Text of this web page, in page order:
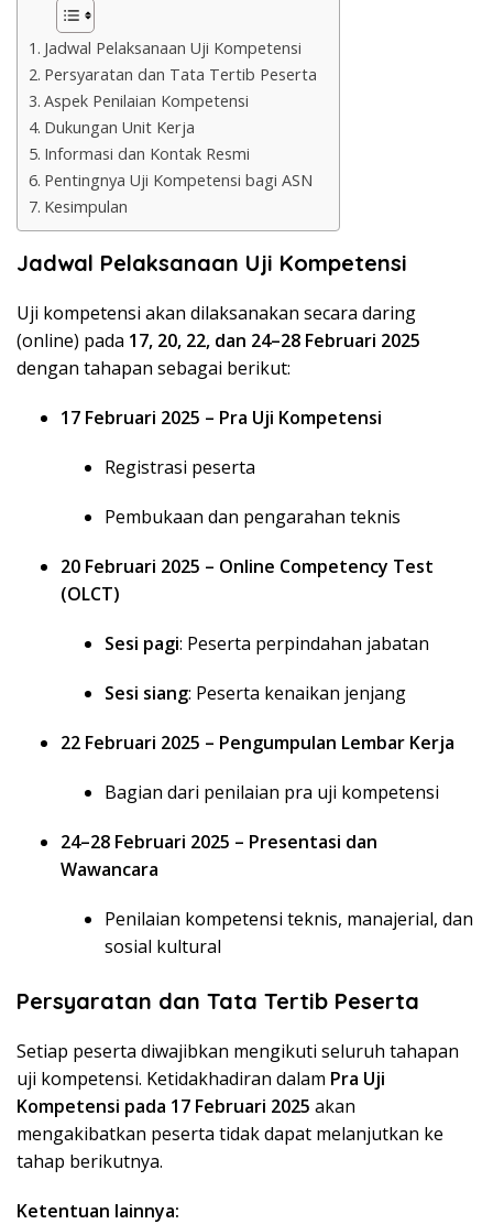
Jadwal Pelaksanaan Uji Kompetensi
Persyaratan dan Tata Tertib Peserta
Aspek Penilaian Kompetensi
Dukungan Unit Kerja
Informasi dan Kontak Resmi
Pentingnya Uji Kompetensi bagi ASN
Kesimpulan
Jadwal Pelaksanaan Uji Kompetensi
Uji kompetensi akan dilaksanakan secara daring
(online) pada 17, 20, 22, dan 24–28 Februari 2025
dengan tahapan sebagai berikut:
17 Februari 2025 – Pra Uji Kompetensi
Registrasi peserta
Pembukaan dan pengarahan teknis
20 Februari 2025 – Online Competency Test
(OLCT)
Sesi pagi: Peserta perpindahan jabatan
Sesi siang: Peserta kenaikan jenjang
22 Februari 2025 – Pengumpulan Lembar Kerja
Bagian dari penilaian pra uji kompetensi
24–28 Februari 2025 – Presentasi dan
Wawancara
Penilaian kompetensi teknis, manajerial, dan
sosial kultural
Persyaratan dan Tata Tertib Peserta
Setiap peserta diwajibkan mengikuti seluruh tahapan
uji kompetensi. Ketidakhadiran dalam Pra Uji
Kompetensi pada 17 Februari 2025 akan
mengakibatkan peserta tidak dapat melanjutkan ke
tahap berikutnya.
Ketentuan lainnya: